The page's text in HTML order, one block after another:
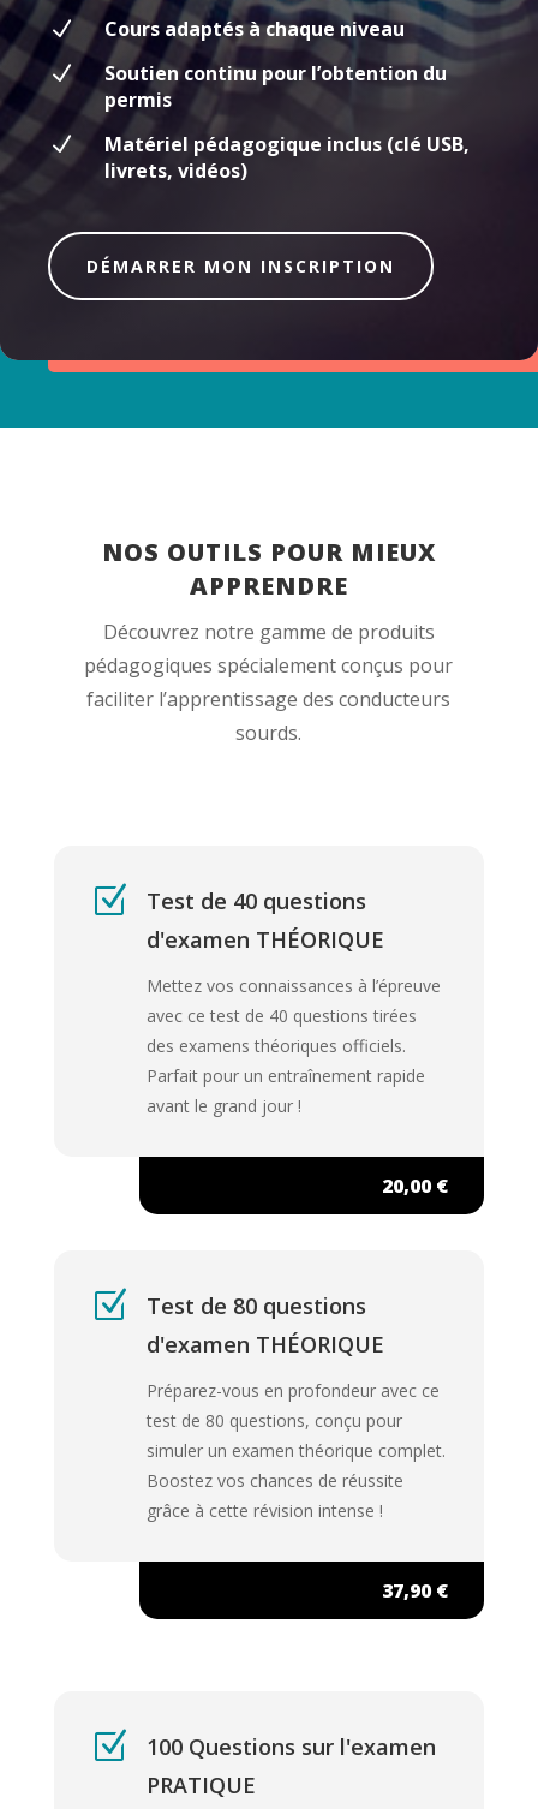
N
Cours adaptés à chaque niveau
N
Soutien continu pour l’obtention du
permis
N
Matériel pédagogique inclus (clé USB,
livrets, vidéos)
DÉMARRER MON INSCRIPTION
NOS OUTILS POUR MIEUX
APPRENDRE
Découvrez notre gamme de produits
pédagogiques spécialement conçus pour
faciliter l’apprentissage des conducteurs
sourds.
Z
Test de 40 questions
d'examen THÉORIQUE
Mettez vos connaissances à l’épreuve
avec ce test de 40 questions tirées
des examens théoriques officiels.
Parfait pour un entraînement rapide
avant le grand jour !
20,00 €
Z
Test de 80 questions
d'examen THÉORIQUE
Préparez-vous en profondeur avec ce
test de 80 questions, conçu pour
simuler un examen théorique complet.
Boostez vos chances de réussite
grâce à cette révision intense !
37,90 €
Z
100 Questions sur l'examen
PRATIQUE